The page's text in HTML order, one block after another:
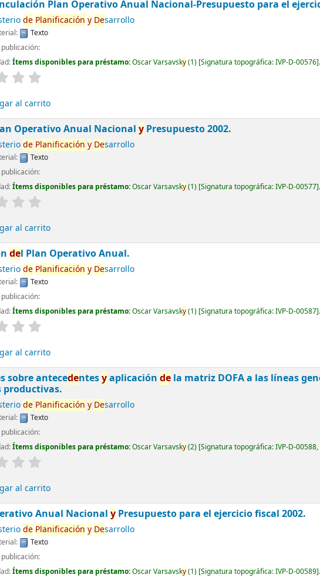
Plan Operativo Anual Nacional-Presupuesto para el
de Planificación y Desarrollo
Texto
publicación:
Ítems disponibles para préstamo:Oscar Varsavsky(1) Signatura topográfica:IVP-D-00576 .
al carrito
Operativo Anual Nacionaly Presupuesto 2002.
de Planificación y Desarrollo
Texto
publicación:
Ítems disponibles para préstamo:Oscar Varsavsky(1) Signatura topográfica:IVP-D-00577 .
al carrito
del Plan Operativo Anual.
de Planificación y Desarrollo
Texto
publicación:
Ítems disponibles para préstamo:Oscar Varsavsky(1) Signatura topográfica:IVP-D-00587 .
al carrito
sobre antecedentesyaplicaciónde la matriz DOFA a las líneas
productivas.
de Planificación y Desarrollo
Texto
publicación:
Ítems disponibles para préstamo:Oscar Varsavsky(2) Signatura topográfica:IVP-D-00588,
al carrito
Anual Nacionaly Presupuesto para el ejercicio fiscal 2002.
de Planificación y Desarrollo
Texto
publicación:
Ítems disponibles para préstamo:Oscar Varsavsky(1) Signatura topográfica:IVP-D-00589 .